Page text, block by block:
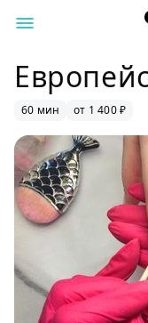
60 мин от 1 400 ₽